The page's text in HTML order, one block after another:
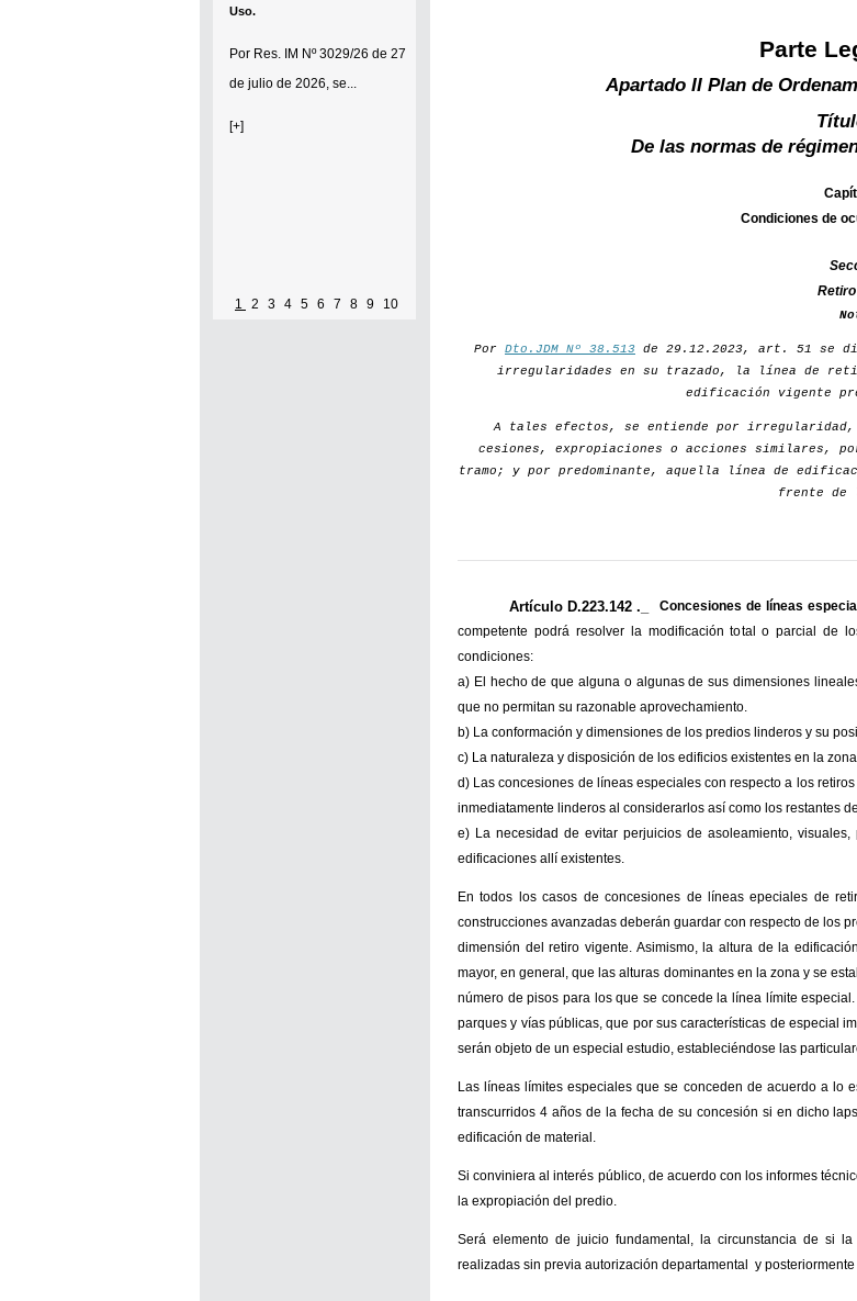
Uso.
Por Res. IM Nº 3029/26 de 27
de julio de 2026, se...
[+]
1 2 3 4 5 6 7 8 9 10
Parte
Apartado II Plan de
De las normas de
Condiciones de
Por Dto.JDM Nº 38.513 de 29.12.2023, art. 51 se
irregularidades en su trazado, la línea de
edificación vigente
A tales efectos, se entiende por
cesiones, expropiaciones o acciones similares,
tramo; y por predominante, aquella línea de
frente de
Artículo D.223.142 ._ Concesiones de líneas
competente podrá resolver la modificación total o parcial de
condiciones:
a) El hecho de que alguna o algunas de sus dimensiones
que no permitan su razonable aprovechamiento.
b) La conformación y dimensiones de los predios linderos y su
c) La naturaleza y disposición de los edificios existentes en la
d) Las concesiones de líneas especiales con respecto a los
inmediatamente linderos al considerarlos así como los restantes
e) La necesidad de evitar perjuicios de asoleamiento,
edificaciones allí existentes.
En todos los casos de concesiones de líneas epeciales de
construcciones avanzadas deberán guardar con respecto de los
dimensión del retiro vigente. Asimismo, la altura de la
mayor, en general, que las alturas dominantes en la zona y se
número de pisos para los que se concede la línea límite
parques y vías públicas, que por sus características de especial
serán objeto de un especial estudio, estableciéndose las
Las líneas límites especiales que se conceden de acuerdo a lo
transcurridos 4 años de la fecha de su concesión si en dicho
edificación de material.
Si conviniera al interés público, de acuerdo con los informes
la expropiación del predio.
Será elemento de juicio fundamental, la circunstancia de si
realizadas sin previa autorización departamental y